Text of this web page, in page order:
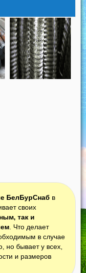
БелБурСнаб в
своих
так и
. Что делает
в случае
но бывает у всех,
и размеров